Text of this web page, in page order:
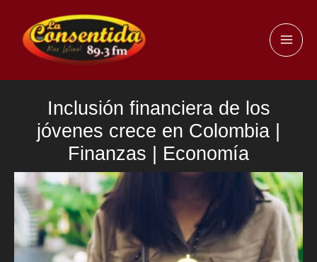
contenido
Inclusión financiera de los
jóvenes crece en Colombia |
Finanzas | Economía